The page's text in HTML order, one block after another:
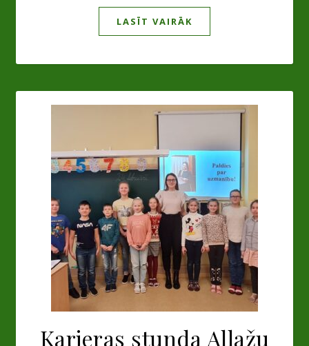
LASĪT VAIRĀK
Karjeras stunda Allažu